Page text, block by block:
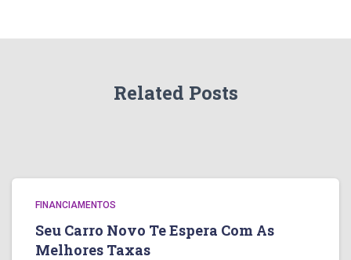
Related Posts
FINANCIAMENTOS
Seu Carro Novo Te Espera Com As
Melhores Taxas